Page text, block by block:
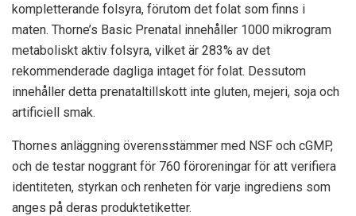
kompletterande folsyra, förutom det folat som finns i
maten. Thorne’s Basic Prenatal innehåller 1000 mikrogram
metaboliskt aktiv folsyra, vilket är 283% av det
rekommenderade dagliga intaget för folat. Dessutom
innehåller detta prenataltillskott inte gluten, mejeri, soja och
artificiell smak.
Thornes anläggning överensstämmer med NSF och cGMP,
och de testar noggrant för 760 föroreningar för att verifiera
identiteten, styrkan och renheten för varje ingrediens som
anges på deras produktetiketter.